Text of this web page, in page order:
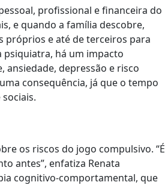
profissional e financeira do
e quando a família descobre,
próprios e até de terceiros para
psiquiatra, há um impacto
ansiedade, depressão e risco
consequência, já que o tempo
os riscos do jogo compulsivo. “É
antes”, enfatiza Renata
cognitivo-comportamental, que